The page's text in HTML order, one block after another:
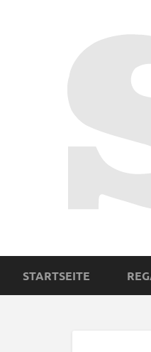
STARTSEITE